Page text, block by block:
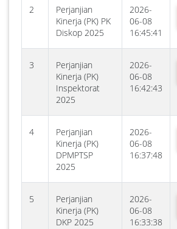
2
Perjanjian
Kinerja (PK) PK
Diskop 2025
2026-
06-08
16:45:41
3
Perjanjian
Kinerja (PK)
Inspektorat
2025
2026-
06-08
16:42:43
4
Perjanjian
Kinerja (PK)
DPMPTSP
2025
2026-
06-08
16:37:48
5
Perjanjian
Kinerja (PK)
DKP 2025
2026-
06-08
16:33:38